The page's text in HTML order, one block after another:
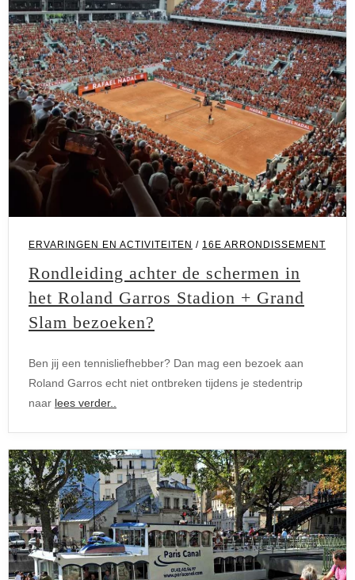
ERVARINGEN EN ACTIVITEITEN / 16E ARRONDISSEMENT
Rondleiding achter de schermen in
het Roland Garros Stadion + Grand
Slam bezoeken?
Ben jij een tennisliefhebber? Dan mag een bezoek aan
Roland Garros echt niet ontbreken tijdens je stedentrip
naar lees verder..